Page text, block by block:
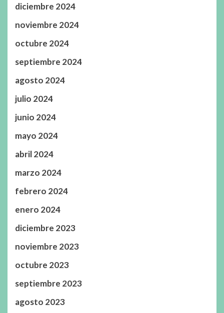
diciembre 2024
noviembre 2024
octubre 2024
septiembre 2024
agosto 2024
julio 2024
junio 2024
mayo 2024
abril 2024
marzo 2024
febrero 2024
enero 2024
diciembre 2023
noviembre 2023
octubre 2023
septiembre 2023
agosto 2023